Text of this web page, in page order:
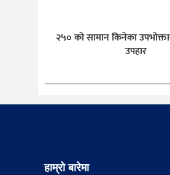
२५० को सामान किनेका
उपहार
हाम्रो बारेमा